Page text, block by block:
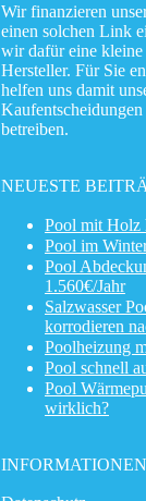
Wir finanzieren
einen solchen Link
wir dafür eine
Hersteller. Für Sie
helfen uns damit
betreiben.
NEUESTE
Pool mit Holz
Pool im
Pool
1.560€/Jahr
Salzwasser
korrodieren
Poolheizung
Pool schnell
Pool
wirklich?
INFORMATIONEN